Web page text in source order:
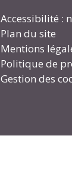
Accessibilité :
Plan du site
Mentions
Politique de
Gestion des